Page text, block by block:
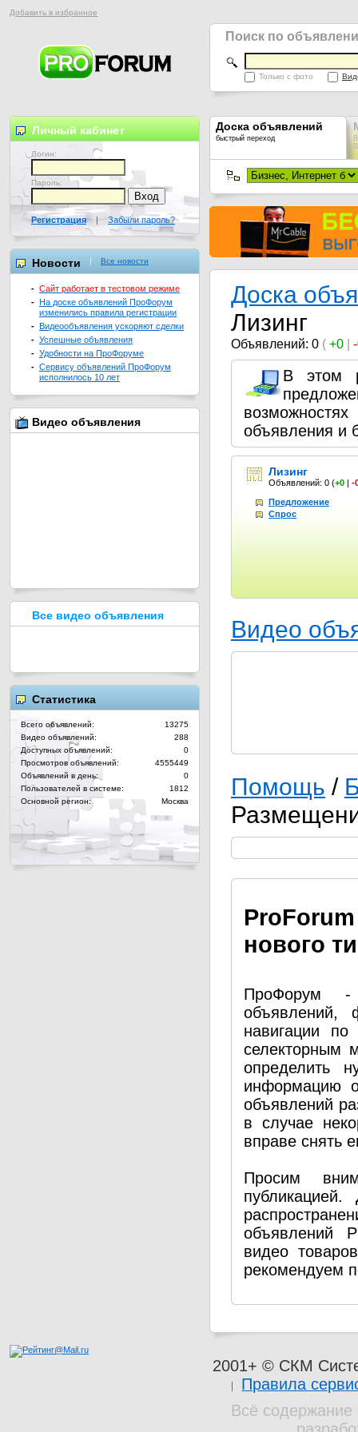
Добавить в избранное
Поиск по
Только с фото
Доска объявлений
быстрый переход
Доска
Лизинг
Объявлений: 0 ( +0 |
В этом
объявления и
Лизинг
Объявлений: 0 (+0 | -
Предложение
Спрос
Видео
Помощь /
Pro
нового
ПроФорум -
объявлений,
навигации по
селекторным
определить
информацию
объявлений
в случае
вправе снять
Просим
объявлений
видео
рекомендуем
Личный кабинет
Логин:
Пароль:
Регистрация | Забыли пароль?
Новости Все новости
- Сайт работает в тестовом режиме
- На доске объявлений ПроФорум
изменились правила регистрации
- Видеообъявления ускоряют сделки
- Успешные объявления
- Удобности на ПроФоруме
- Сервису объявлений ПроФорум
исполнилось 10 лет
Видео объявления
Все видео объявления
Статистика
Всего объявлений:
13275
Видео объявлений:
288
Доступных объявлений:
0
Просмотров объявлений:
4555449
Объявлений в день:
0
Пользователей в системе:
1812
Основной регион:
Москва
2001+ © СКМ
Правила
Всё содержание